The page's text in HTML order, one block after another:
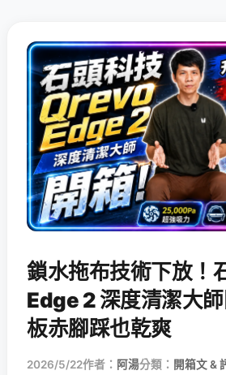
鎖水拖布技術下放！
Edge 2 深度清潔大
板赤腳踩也乾爽
2026/5/22作者： 阿湯分類： 開箱文 &